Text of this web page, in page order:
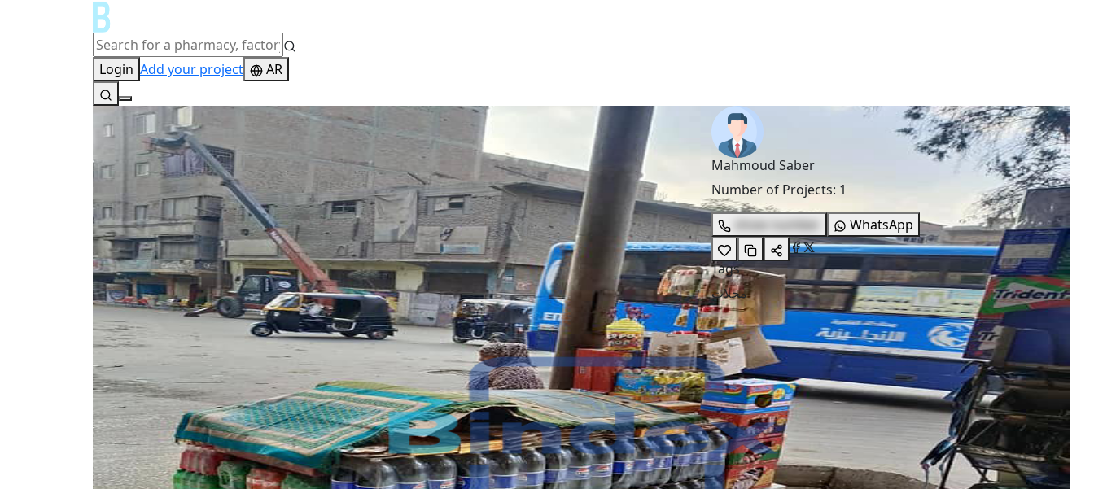
Login Add your project AR
Mahmoud Saber
Number of Projects: 1
show number
WhatsApp
Tags
محلات